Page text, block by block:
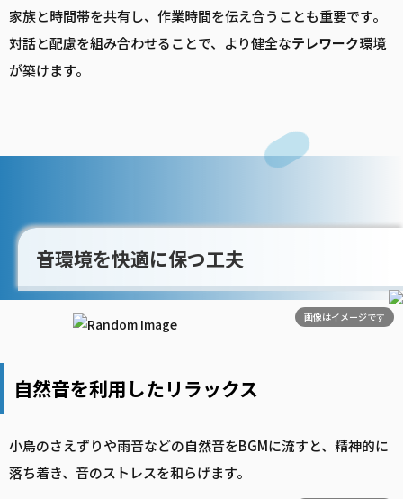
家族と時間帯を共有し、作業時間を伝え合うことも重要です。
対話と配慮を組み合わせることで、より健全なテレワーク環境
が築けます。
音環境を快適に保つ工夫
画像はイメージです
自然音を利用したリラックス
小鳥のさえずりや雨音などの自然音をBGMに流すと、精神的に
落ち着き、音のストレスを和らげます。